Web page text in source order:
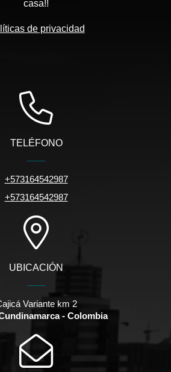
casa!!
de privacidad
TELÉFONO
+573164542987
+573164542987
UBICACIÓN
Variante km 2
- Colombia